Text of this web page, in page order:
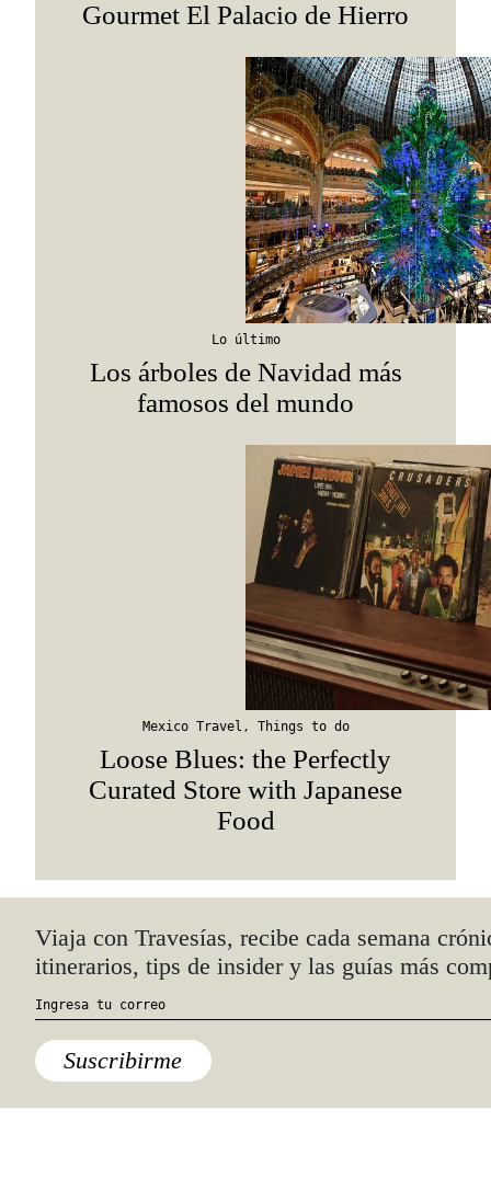
Gourmet El Palacio de Hierro
Lo último
Los árboles de Navidad más
famosos del mundo
Mexico Travel , Things to do
Loose Blues: the Perfectly
Curated Store with Japanese
Food
Quiénes somos
Anúnciate con nosotros